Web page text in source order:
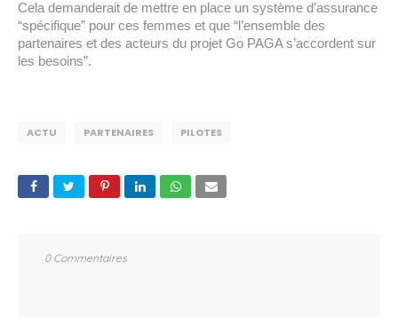
Cela demanderait de mettre en place un système d’assurance
“spécifique” pour ces femmes et que “l’ensemble des
partenaires et des acteurs du projet Go PAGA s’accordent sur
les besoins”.
ACTU PARTENAIRES PILOTES
0 Commentaires